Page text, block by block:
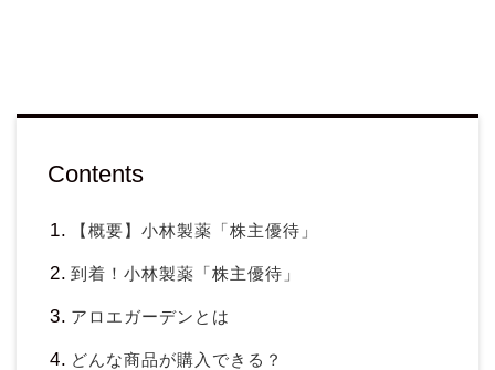
Contents
【概要】小林製薬「株主優待」
到着！小林製薬「株主優待」
アロエガーデンとは
どんな商品が購入できる？